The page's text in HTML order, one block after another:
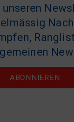
ABONNIEREN